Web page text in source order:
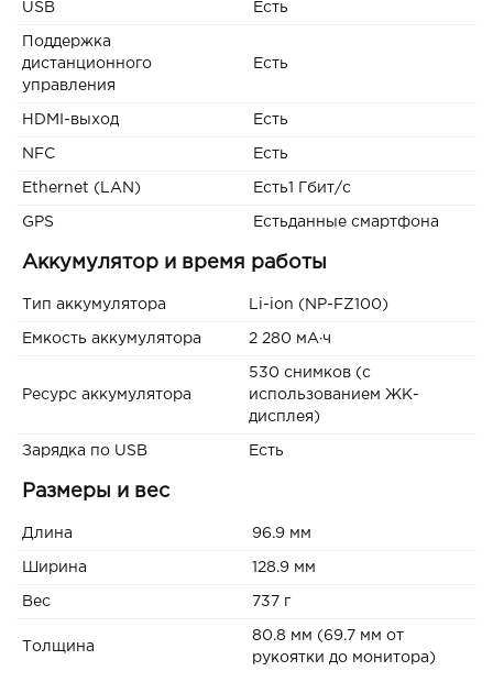
USB Есть
Поддержка
дистанционного
управления
Есть
HDMI-выход Есть
NFC Есть
Ethernet (LAN) Есть1 Гбит/с
GPS Естьданные смартфона
Аккумулятор и время работы
Тип аккумулятора Li-ion (NP-FZ100)
Емкость аккумулятора 2 280 мА·ч
Ресурс аккумулятора
530 снимков (с
использованием ЖК-
дисплея)
Зарядка по USB Есть
Размеры и вес
Длина 96.9 мм
Ширина 128.9 мм
Вес 737 г
Толщина
80.8 мм (69.7 мм от
рукоятки до монитора)